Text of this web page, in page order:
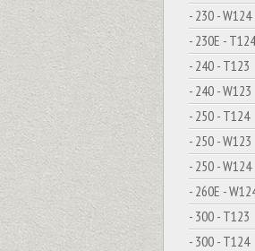
- 230 - W124
- 230E - T124
- 240 - T123
- 240 - W123
- 250 - T124
- 250 - W123
- 250 - W124
- 260E -
- 300 - T123
- 300 - T124